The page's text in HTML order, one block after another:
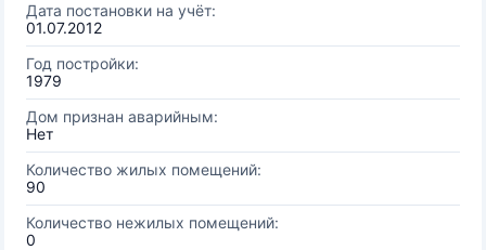
Дата постановки на учёт:
01.07.2012
Год постройки:
1979
Дом признан аварийным:
Нет
Количество жилых помещений:
90
Количество нежилых помещений:
0